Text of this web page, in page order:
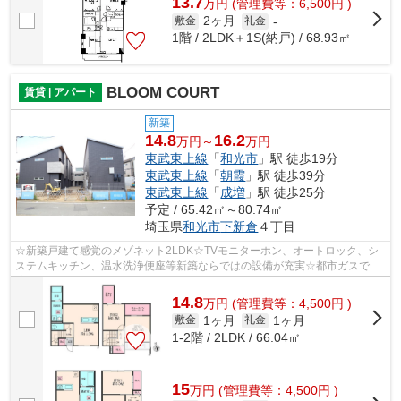
万 円 (管理費等：6,500円 )
敷金 2ヶ月 礼金 -
1階 / 2LDK＋1S(納戸) / 68.93㎡
賃貸 | アパート BLOOM COURT
新築
14.8万円～ 16.2万円
東武東上線 「和光市 」駅 徒歩19分
東武東上線 「朝霞 」駅 徒歩39分
東武東上線 「成増 」駅 徒歩25分
予定 / 65.42㎡～80.74㎡
埼玉県和光市下新倉 ４丁目
☆新築戸建て感覚のメゾネット2LDK☆TVモニターホン、オートロック、シ
ステムキッチン、温水洗浄便座等新築ならではの設備が充実☆都市ガスで経
14.8万円 (管理費等：4,500円 )
敷金 1ヶ月 礼金
1ヶ月
1-2階 / 2LDK / 66.04㎡
15万円 (管理費等：4,500円 )